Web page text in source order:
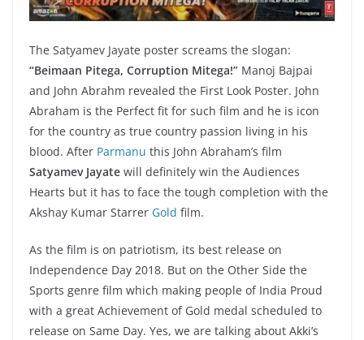
The Satyamev Jayate poster screams the slogan:
“Beimaan Pitega, Corruption Mitega!” Manoj Bajpai
and John Abrahm revealed the First Look Poster. John
Abraham is the Perfect fit for such film and he is icon
for the country as true country passion living in his
blood. After Parmanu this John Abraham’s film
Satyamev Jayate will definitely win the Audiences
Hearts but it has to face the tough completion with the
Akshay Kumar Starrer Gold film.
As the film is on patriotism, its best release on
Independence Day 2018. But on the Other Side the
Sports genre film which making people of India Proud
with a great Achievement of Gold medal scheduled to
release on Same Day. Yes, we are talking about Akki’s